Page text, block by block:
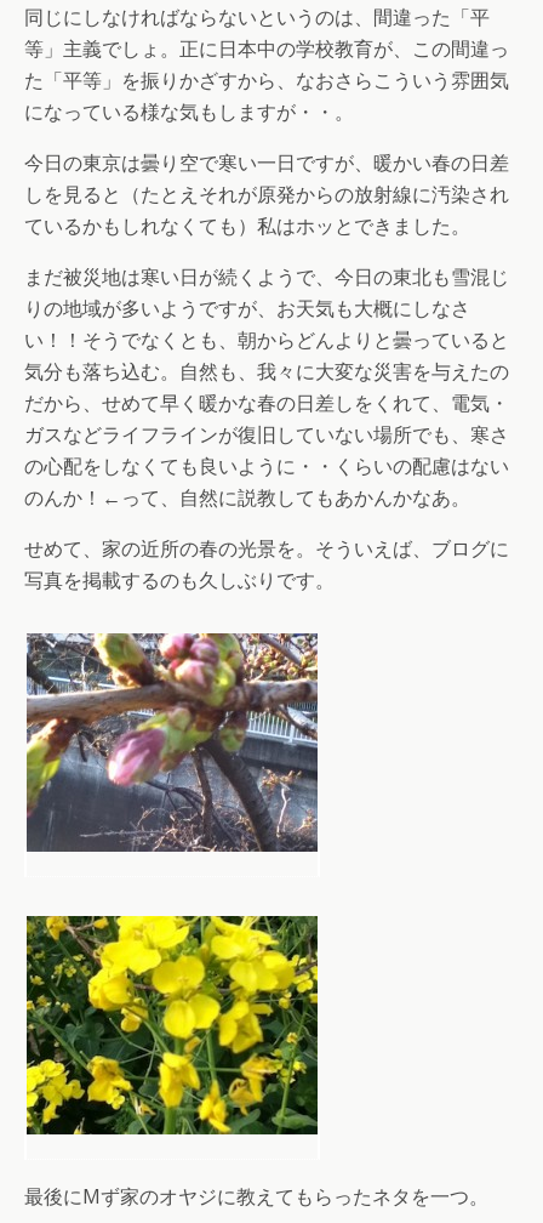
同じにしなければならないというのは、間違った「平
等」主義でしょ。正に日本中の学校教育が、この間違っ
た「平等」を振りかざすから、なおさらこういう雰囲気
になっている様な気もしますが・・。
今日の東京は曇り空で寒い一日ですが、暖かい春の日差
しを見ると（たとえそれが原発からの放射線に汚染され
ているかもしれなくても）私はホッとできました。
まだ被災地は寒い日が続くようで、今日の東北も雪混じ
りの地域が多いようですが、お天気も大概にしなさ
い！！そうでなくとも、朝からどんよりと曇っていると
気分も落ち込む。自然も、我々に大変な災害を与えたの
だから、せめて早く暖かな春の日差しをくれて、電気・
ガスなどライフラインが復旧していない場所でも、寒さ
の心配をしなくても良いように・・くらいの配慮はない
のんか！←って、自然に説教してもあかんかなあ。
せめて、家の近所の春の光景を。そういえば、ブログに
写真を掲載するのも久しぶりです。
最後にMず家のオヤジに教えてもらったネタを一つ。